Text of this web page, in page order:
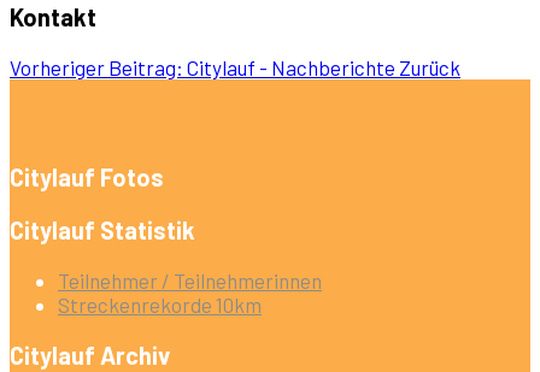
Kontakt
Vorheriger Beitrag: Citylauf - Nachberichte Zurück
Citylauf Fotos
Citylauf Statistik
Teilnehmer / Teilnehmerinnen
Streckenrekorde 10km
Citylauf Archiv